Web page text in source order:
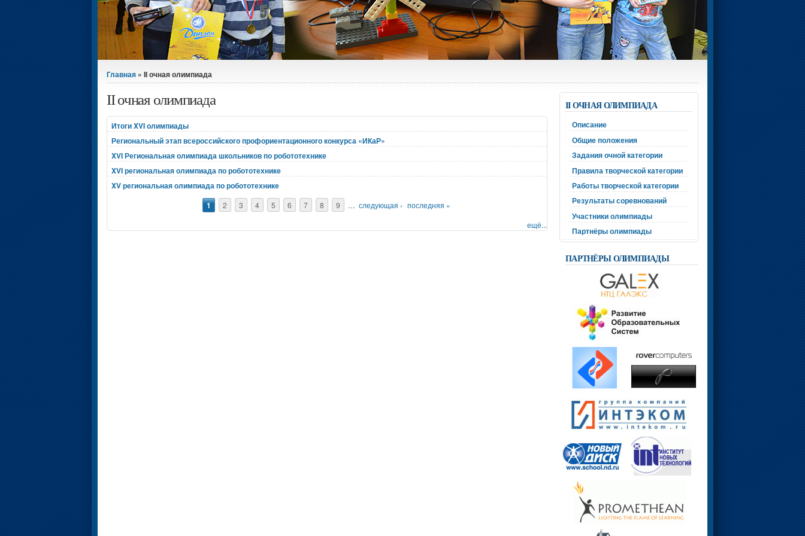
Вы здесь
Главная » II очная олимпиада
II очная олимпиада
Итоги XVI олимпиады
Региональный этап всероссийского профориентационного конкурса «ИКаР»
XVI Региональная олимпиада школьников по робототехнике
XVI региональная олимпиада по робототехнике
XV региональная олимпиада по робототехнике
1 2 3 4 5 6 7 8 9 … следующая › последняя »
ещё...
II ОЧНАЯ ОЛИМПИАДА
Описание
Общие положения
Задания очной категории
Правила творческой категории
Работы творческой категории
Результаты соревнований
Участники олимпиады
Партнёры олимпиады
ПАРТНЁРЫ ОЛИМПИАДЫ